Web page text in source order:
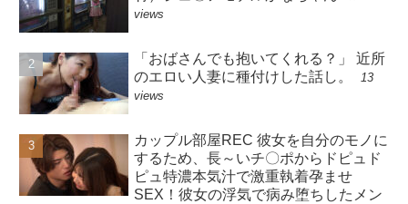
views
「おばさんでも抱いてくれる？」 近所
のエロい人妻に種付けした話し。
13
views
カップル部屋REC 彼女を自分のモノに
するため、長～いチ〇ポからドピュド
ピュ特濃本気汁で激重執着孕ませ
SEX！彼女の浮気で病み堕ちしたメン